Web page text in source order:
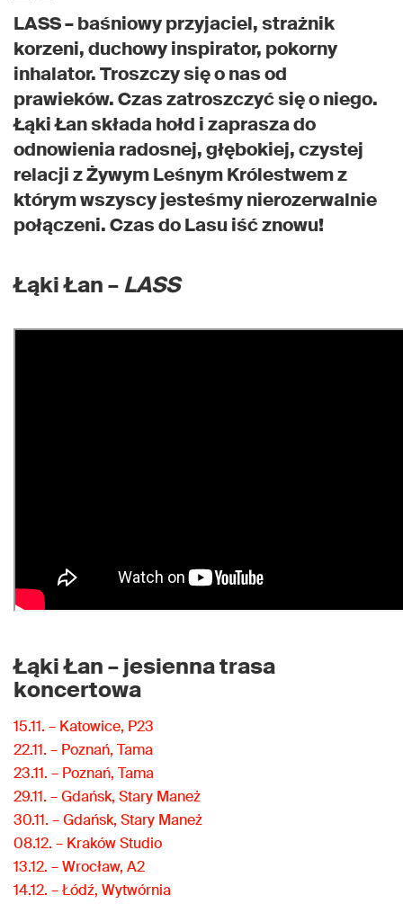
LASS – baśniowy przyjaciel, strażnik
korzeni, duchowy inspirator, pokorny
inhalator. Troszczy się o nas od
prawieków. Czas zatroszczyć się o niego.
Łąki Łan składa hołd i zaprasza do
odnowienia radosnej, głębokiej, czystej
relacji z Żywym Leśnym Królestwem z
którym wszyscy jesteśmy nierozerwalnie
połączeni. Czas do Lasu iść znowu!
Łąki Łan –LASS
Łąki Łan – jesienna trasa
koncertowa
15.11. – Katowice, P23
22.11. – Poznań, Tama
23.11. – Poznań, Tama
29.11. – Gdańsk, Stary Maneż
30.11. – Gdańsk, Stary Maneż
08.12. – Kraków Studio
13.12. – Wrocław, A2
14.12. – Łódź, Wytwórnia